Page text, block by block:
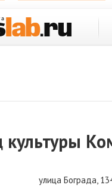
улица Бограда,